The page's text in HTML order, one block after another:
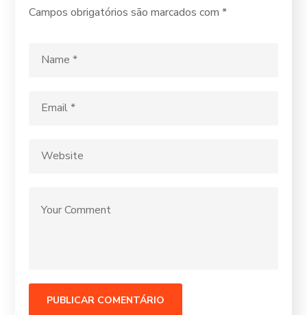
Campos obrigatórios são marcados com*